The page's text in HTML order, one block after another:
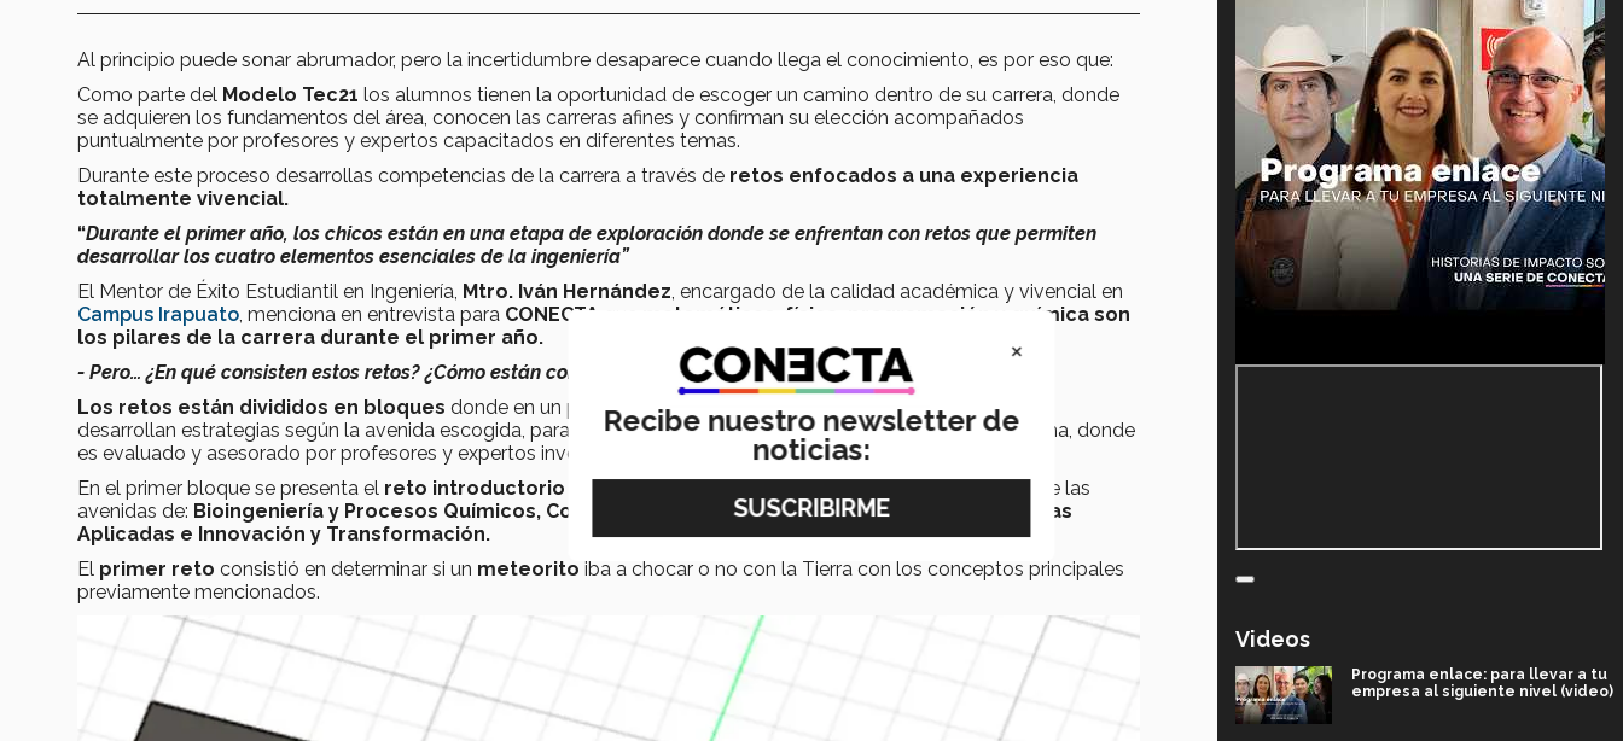
Al principio puede sonar abrumador, pero la incertidumbre desaparece cuando llega el conocimiento, es por eso que:
Como parte del Modelo Tec21 los alumnos tienen la oportunidad de escoger un camino dentro de su carrera, donde
se adquieren los fundamentos del área, conocen las carreras afines y confirman su elección acompañados
puntualmente por profesores y expertos capacitados en diferentes temas.
Durante este proceso desarrollas competencias de la carrera a través de retos enfocados a una experiencia
totalmente vivencial.
“Durante el primer año, los chicos están en una etapa de exploración donde se enfrentan con retos que permiten
desarrollar los cuatro elementos esenciales de la ingeniería”
El Mentor de Éxito Estudiantil en Ingeniería, Mtro. Iván Hernández, encargado de la calidad académica y vivencial en
Campus Irapuato, menciona en entrevista para CONECTA
matemáticas, física, programación y química son
los pilares de la carrera durante el primer año.
- Pero… ¿En qué consisten estos retos? ¿Cómo están conformados?
Los retos están divididos en bloques donde en un periodo de cinco semanas se reciben conocimientos y
desarrollan estrategias según la avenida escogida, para al final del periodo presentar la resolución del problema, donde
es evaluado y asesorado por profesores y expertos involucrados en el tema.
En el primer bloque se presenta el reto introductorio compuesto de 4 mini retos por semana, divididos entre las
avenidas de: Bioingeniería y Procesos Químicos, Computación y Tecnologías de Información, Ciencias
Aplicadas e Innovación y Transformación.
El primer reto consistió en determinar si un meteorito iba a chocar o no con la Tierra con los conceptos principales
previamente mencionados.
Videos
Programa enlace: para llevar a tu
empresa al siguiente nivel (video)
×
Recibe nuestro newsletter de
noticias: